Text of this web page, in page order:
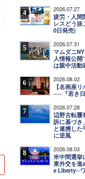
4 2026.07.27
疲労・人
レスどう抜
0日発売)
5 2026.07.31
マムダニ
人情報公開
は親中活動
6 2026.08.02
【名画座
──『若き日
7 2026.07.28
辺野古転覆
訴に基づき
と連携した
に逆風
8 2026.08.03
米中間選挙
東外交を進
e Liberty─